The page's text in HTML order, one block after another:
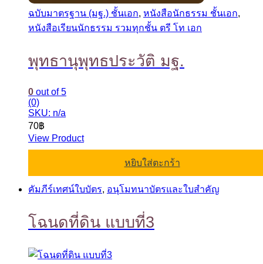
ฉบับมาตรฐาน (มฐ.) ชั้นเอก, หนังสือนักธรรม ชั้นเอก,
หนังสือเรียนนักธรรม รวมทุกชั้น ตรี โท เอก
พุทธานุพุทธประวัติ มฐ.
0 out of 5
(0)
SKU: n/a
70฿
View Product
หยิบใส่ตะกร้า
คัมภีร์เทศน์ใบบัตร, อนุโมทนาบัตรและใบสำคัญ
โฉนดที่ดิน แบบที่3